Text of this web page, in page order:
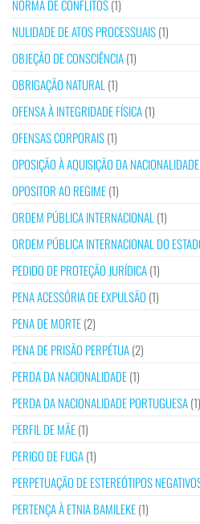
NORMA DE CONFLITOS(1)
NULIDADE DE ATOS PROCESSUAIS(1)
OBJEÇÃO DE CONSCIÊNCIA(1)
OBRIGAÇÃO NATURAL (1)
OFENSA À INTEGRIDADE FÍSICA(1)
OFENSAS CORPORAIS(1)
OPOSIÇÃO À AQUISIÇÃO DA
OPOSITOR AO REGIME(1)
ORDEM PÚBLICA INTERNACIONAL (1)
ORDEM PÚBLICA INTERNACIONAL DO
PEDIDO DE PROTEÇÃO JURÍDICA(1)
PENA ACESSÓRIA DE EXPULSÃO (1)
PENA DE MORTE(2)
PENA DE PRISÃO PERPÉTUA(2)
PERDA DA NACIONALIDADE(1)
PERDA DA NACIONALIDADE PORTUGUESA(1)
PERFIL DE MÃE(1)
PERIGO DE FUGA(1)
PERPETUAÇÃO DE ESTEREÓTIPOS
PERTENÇA À ETNIA BAMILEKE(1)